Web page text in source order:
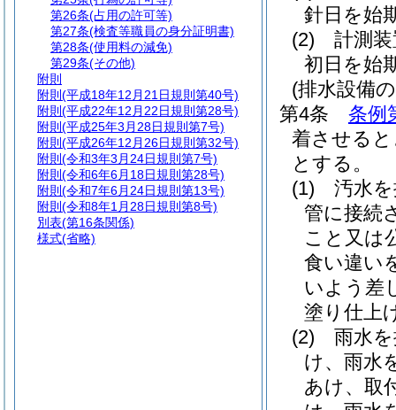
針日を始
(2)
計測
初日を始
(排水設備
第4条
条例
着させる
とする。
(1)
汚水
管に接続
こと又は
食い違い
いよう差
塗り仕上
(2)
雨水
け、雨水
あけ、取
第26条(占用の許可等)
第27条(検査等職員の身分証明書)
第28条(使用料の減免)
第29条(その他)
附則
附則 (平成18年12月21日規則第40号)
附則 (平成22年12月22日規則第28号)
附則 (平成25年3月28日規則第7号)
附則 (平成26年12月26日規則第32号)
附則 (令和3年3月24日規則第7号)
附則 (令和6年6月18日規則第28号)
附則 (令和7年6月24日規則第13号)
附則 (令和8年1月28日規則第8号)
別表(第16条関係)
様式(省略)